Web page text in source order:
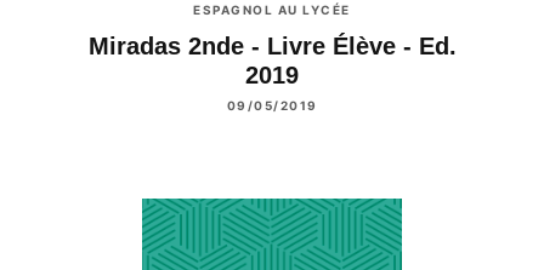
ESPAGNOL AU LYCÉE
Miradas 2nde - Livre Élève - Ed.
2019
09/05/2019